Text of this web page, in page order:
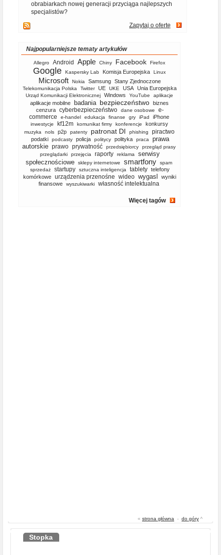
obrabiarkach nowej generacji przyciąga najlepszych
specjalistów?
Zapytaj o ofertę
Najpopularniejsze tematy artykułów
Allegro Android Apple Chiny Facebook Firefox
Google Kaspersky Lab Komisja Europejska Linux
Microsoft Nokia Samsung Stany Zjednoczone
Telekomunikacja Polska Twitter UE UKE USA Unia Europejska
Urząd Komunikacji Elektronicznej Windows YouTube aplikacje
aplikacje mobilne badania bezpieczeństwo biznes
cenzura cyberbezpieczeństwo dane osobowe
e-
commerce
e-handel edukacja finanse gry iPad iPhone
inwestycje kf12m komunikat firmy konferencje konkursy
muzyka nols p2p patenty patronat DI phishing piractwo
podatki podcasty policja politycy polityka praca
prawa
autorskie prawo prywatność przedsiębiorcy
przegląd prasy
przeglądarki
przejęcia raporty reklama
serwisy
społecznościowe
sklepy internetowe smartfony
spam
sprzedaż
startupy sztuczna inteligencja tablety telefony
komórkowe
urządzenia przenośne wideo wygasl
wyniki
finansowe
wyszukiwarki własność intelektualna
Więcej tagów
« strona główna - do góry ^
Stopka